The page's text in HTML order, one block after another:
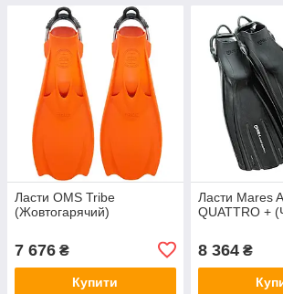
Ласти OMS Tribe
(Жовтогарячий)
7 676 ₴
Купити
Ласти Mares
QUATTRO +
8 364₴